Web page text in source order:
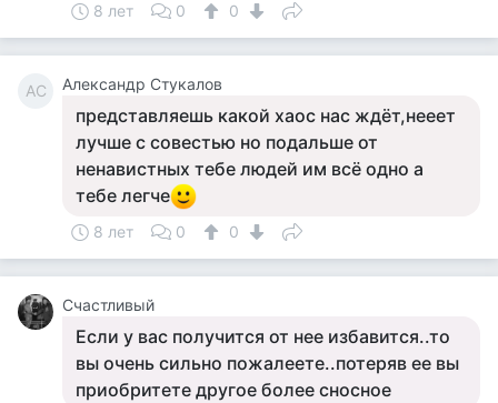
8 лет 0 0
АС Александр Стукалов
представляешь какой хаос нас ждёт,нееет
лучше с совестью но подальше от
ненавистных тебе людей им всё одно а
тебе легче
8 лет 0 0
Счастливый
Если у вас получится от нее избавится..то
вы очень сильно пожалеете..потеряв ее вы
приобритете другое более сносное